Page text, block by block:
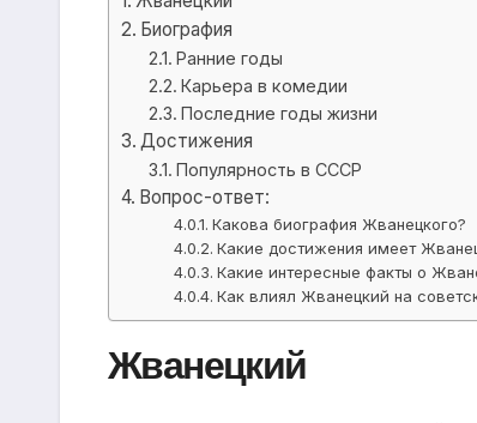
Биография
Ранние годы
Карьера в комедии
Последние годы жизни
Достижения
Популярность в СССР
Вопрос-ответ:
Какова биография Жванецкого?
Какие достижения имеет
Какие интересные факты о
Как влиял Жванецкий на
Жванецкий